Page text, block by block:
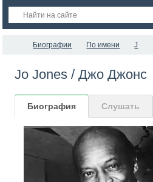
Биографии По имени J
Jo Jones / Джо Джонс
Биография Слушать